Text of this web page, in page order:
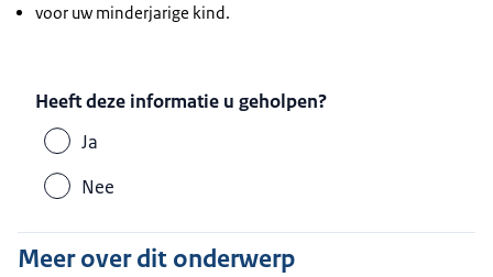
voor uw minderjarige kind.
Heeft deze informatie u geholpen?
Ja
Nee
Meer over dit onderwerp